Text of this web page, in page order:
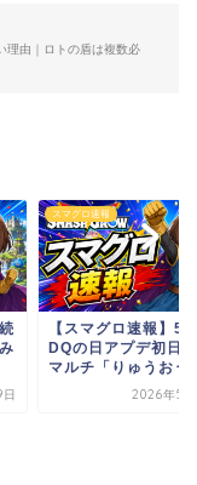
理由｜ロトの盾は複数必
スマグロ速報
【スマグロ速報】5/
DQの日アプデ初日
マルチ「りゅうおう
2026年5